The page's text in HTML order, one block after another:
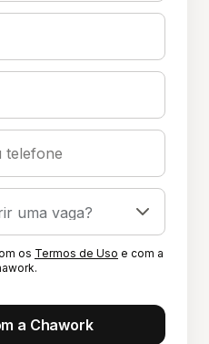
telefone
os Termos de Uso e com a
a Chawork